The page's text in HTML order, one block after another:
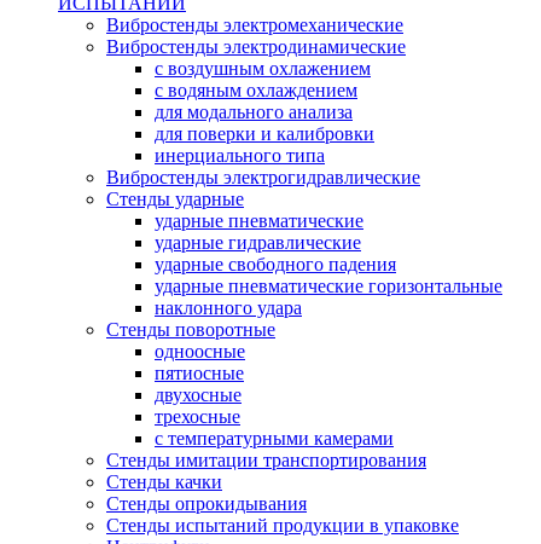
Вибростенды электромеханические
Вибростенды электродинамические
с воздушным охлажением
с водяным охлаждением
для модального анализа
для поверки и калибровки
инерциального типа
Вибростенды электрогидравлические
Стенды ударные
ударные пневматические
ударные гидравлические
ударные свободного падения
ударные пневматические горизонтальные
наклонного удара
Стенды поворотные
одноосные
пятиосные
двухосные
трехосные
с температурными камерами
Стенды имитации транспортирования
Стенды качки
Стенды опрокидывания
Стенды испытаний продукции в упаковке